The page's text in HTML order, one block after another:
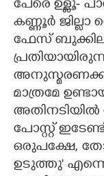
പേരെ ഉള്ളൂ-
കണ്ണൂർ ജില്ലാ
ഫേസ്
മാത്രമേ
പോസ്റ്റ്
ഒരുപക്ഷേ,
ഉടുത്തു'